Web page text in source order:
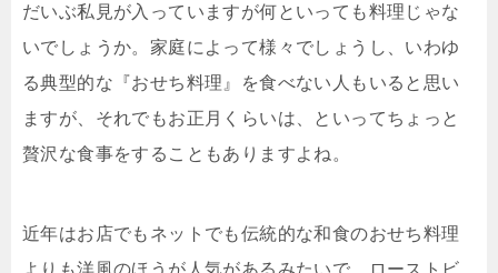
だいぶ私見が入っていますが何といっても料理じゃな
いでしょうか。家庭によって様々でしょうし、いわゆ
る典型的な『おせち料理』を食べない人もいると思い
ますが、それでもお正月くらいは、といってちょっと
贅沢な食事をすることもありますよね。
近年はお店でもネットでも伝統的な和食のおせち料理